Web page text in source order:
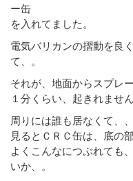
ー缶
を入れてました。
電気バリカンの摺動を良
て、。
それが、地面からスプレ
１分くらい、起きれません
周りには誰も居なくて、、
見るとＣＲＣ缶は、底の
よくこんなにつぶれても
いか、。